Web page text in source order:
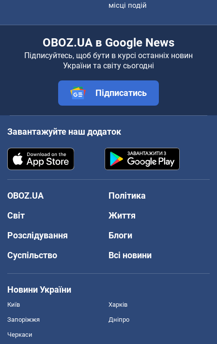
місці подій
OBOZ.UA в Google News
Підписуйтесь, щоб бути в курсі останніх новин
України та світу сьогодні
Підписатись
Завантажуйте наш додаток
OBOZ.UA
Політика
Світ
Життя
Розслідування
Блоги
Суспільство
Всі новини
Новини України
Київ Харків
Запоріжжя Дніпро
Черкаси